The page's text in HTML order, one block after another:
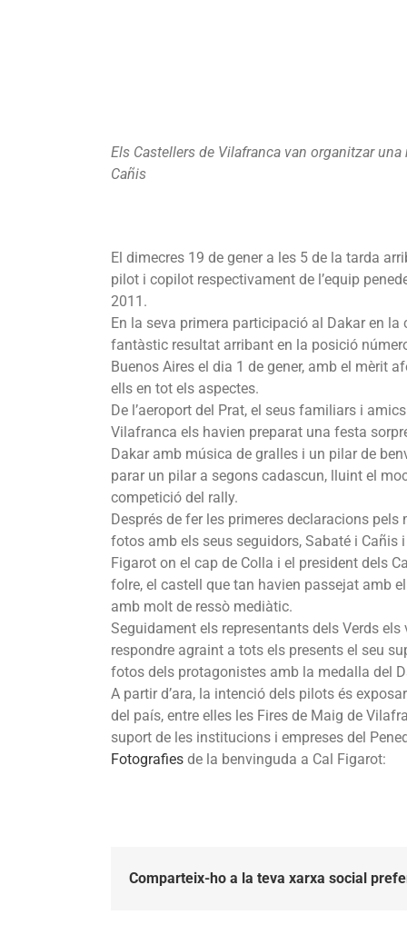
Els Castellers de Vilafranca van organitzar
Cañis
El dimecres 19 de gener a les 5 de la tarda
pilot i copilot respectivament de l’equip
2011.
En la seva primera participació al Dakar en
fantàstic resultat arribant en la posició
Buenos Aires el dia 1 de gener, amb el mèrit
ells en tot els aspectes.
De l’aeroport del Prat, el seus familiars i
Vilafranca els havien preparat una festa
Dakar amb música de gralles i un pilar de
parar un pilar a segons cadascun, lluint el
competició del rally.
Després de fer les primeres declaracions
fotos amb els seus seguidors, Sabaté i
Figarot on el cap de Colla i el president dels
folre, el castell que tan havien passejat amb
amb molt de ressò mediàtic.
Seguidament els representants dels Verds
respondre agraint a tots els presents el seu
fotos dels protagonistes amb la medalla del
A partir d’ara, la intenció dels pilots és
del país, entre elles les Fires de Maig de
suport de les institucions i empreses del
Fotografies de la benvinguda a Cal Figarot:
Comparteix-ho a la teva xarxa social